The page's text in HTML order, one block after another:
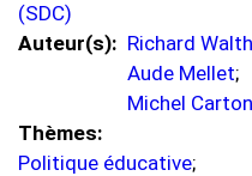
(SDC)
Auteur(s)
Richard
Aude Mellet;
Michel Carton
Thèmes
Politique éducative;